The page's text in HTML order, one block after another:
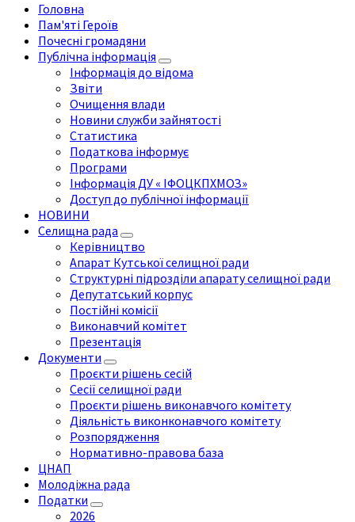
Головна
Пам'яті Героїв
Почесні громадяни
Публічна інформація
Інформація до відома
Звіти
Очищення влади
Новини служби зайнятості
Статистика
Податкова інформує
Програми
Інформація ДУ « ІФОЦКПХМОЗ»
Доступ до публічної інформації
НОВИНИ
Селищна рада
Керівництво
Апарат Кутської селищної ради
Структурні підрозділи апарату селищної ради
Депутатський корпус
Постійні комісії
Виконавчий комітет
Презентація
Документи
Проєкти рішень сесій
Сесії селищної ради
Проєкти рішень виконавчого комітету
Діяльність виконконавчого комітету
Розпорядження
Нормативно-правова база
ЦНАП
Молодіжна рада
Податки
2026